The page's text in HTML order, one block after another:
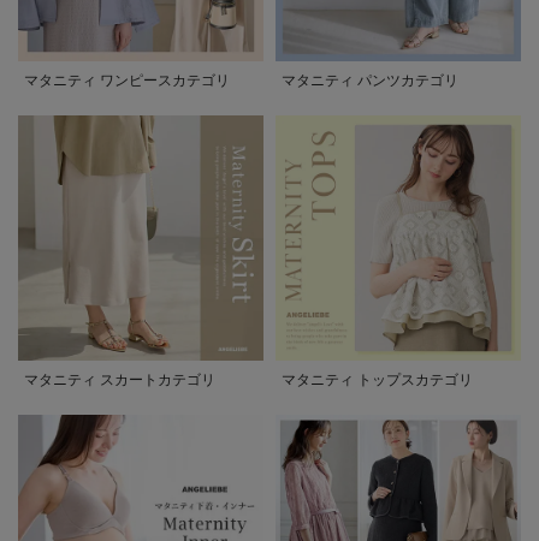
マタニティ ワンピースカテゴリ マタニティ パンツカテゴリ
マタニティ スカートカテゴリ マタニティ トップスカテゴリ